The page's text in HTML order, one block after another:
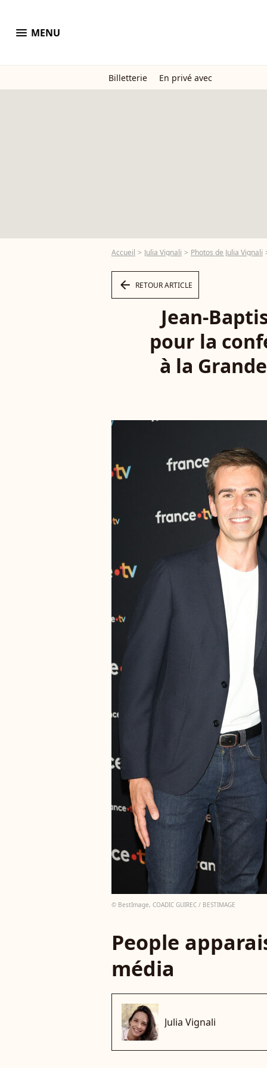
menu MENU
Billetterie En privé avec
Accueil Julia Vignali Photos de Julia Vignali
arrow_left RETOUR ARTICLE
Jean-
pour la
à la
© BestImage, COADIC GUIREC / BESTIMAGE
People
média
Julia Vignali